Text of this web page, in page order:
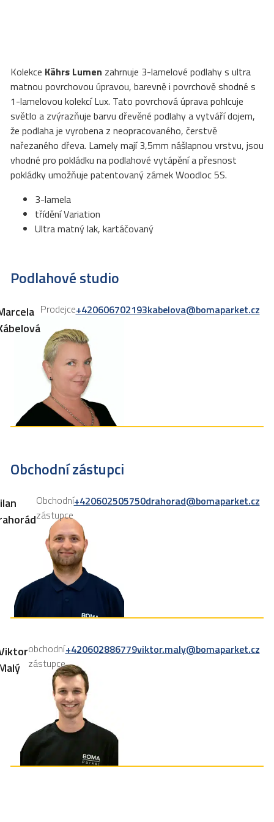
Kolekce Kährs Lumen zahrnuje 3-lamelové podlahy s ultra
matnou povrchovou úpravou, barevně i povrchově shodné s
1-lamelovou kolekcí Lux. Tato povrchová úprava pohlcuje
světlo a zvýrazňuje barvu dřevěné podlahy a vytváří dojem,
že podlaha je vyrobena z neopracovaného, čerstvě
nařezaného dřeva. Lamely mají 3,5mm nášlapnou vrstvu, jsou
vhodné pro pokládku na podlahové vytápění a přesnost
pokládky umožňuje patentovaný zámek Woodloc 5S.
3-lamela
třídění Variation
Ultra matný lak, kartáčovaný
Podlahové studio
Prodejce+420606702193kabelova@bomaparket.cz
Obchodní zástupci
Obchodní
zástupce
+420602505750drahorad@bomaparket.cz
obchodní
zástupce
+420602886779viktor.maly@bomaparket.cz